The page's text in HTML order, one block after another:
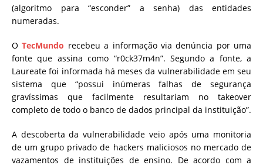
(algoritmo para “esconder” a senha) das entidades
numeradas.
OTecMundo recebeu a informação via denúncia por uma
fonte que assina como “r0ck37m4n”. Segundo a fonte, a
Laureate foi informada há meses da vulnerabilidade em seu
sistema que “possui inúmeras falhas de segurança
gravíssimas que facilmente resultariam no takeover
completo de todo o banco de dados principal da instituição”.
A descoberta da vulnerabilidade veio após uma monitoria
de um grupo privado de hackers maliciosos no mercado de
vazamentos de instituições de ensino. De acordo com a